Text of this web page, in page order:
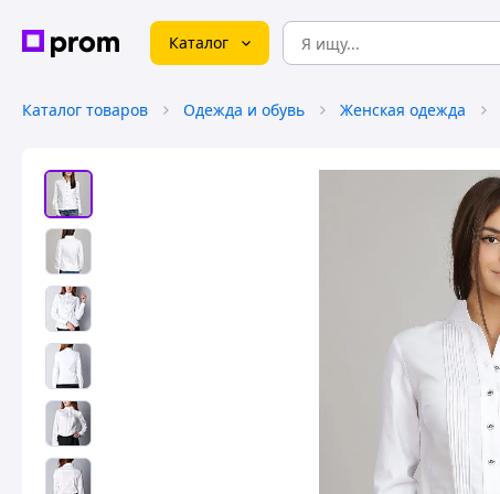
Каталог
Каталог товаров Одежда и обувь Женская одежда